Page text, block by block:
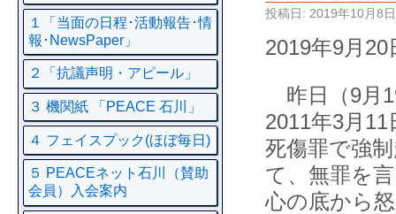
投稿日: 2019年10月8日
2019年9月20
昨日（9月
2011年3月
死傷罪で強
て、無罪を
心の底から
１「当面の日程･活動報告･情
報･NewsPaper」
２「抗議声明・アピール」
３ 機関紙 「PEACE 石川」
４ フェイスプック(ほぼ毎日)
５ PEACEネット石川（賛助
会員）入会案内